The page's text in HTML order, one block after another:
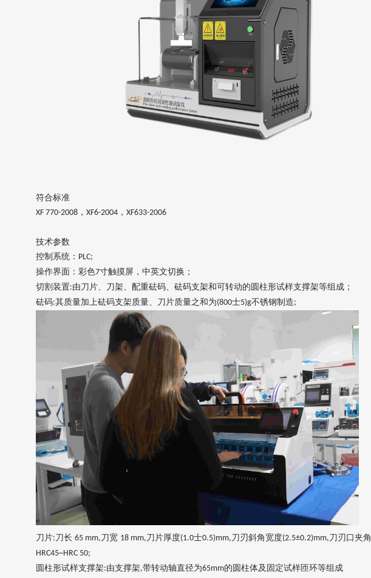
符合标准
XF 770-2008 ， XF6-2004 ， XF633-2006
技术参数
控制系统： PLC;
操作界面：彩色7寸触摸屏，中英文切换；
切割装置:由刀片、刀架、配重砝码、砝码支架和可转动的圆柱形试样支撑架等组成 ；
砝码:其质量加上砝码支架质量、刀片质量之和为(800士5)g不锈钢制造;
刀片:刀长 65 mm,刀宽 18 mm,刀片厚度(1.0士0.5)mm,刀刃斜角宽度(2.5±0.2)mm,刀刃口夹角
HRC45~HRC 50;
圆柱形试样支撑架:由支撑架,带转动轴直径为65mm的圆柱体及固定试样匝环等组成